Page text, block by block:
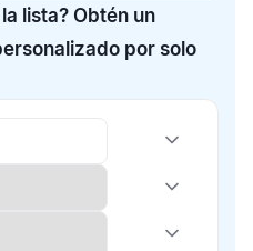
lista? Obtén un
por solo